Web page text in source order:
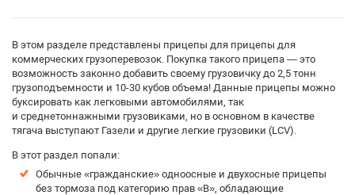
В этом разделе представлены прицепы для прицепы для
коммерческих грузоперевозок. Покупка такого прицепа — это
возможность законно добавить своему грузовичку до 2,5 тонн
грузоподъемности и 10-30 кубов объема! Данные прицепы можно
буксировать как легковыми автомобилями, так
и среднетоннажными грузовиками, но в основном в качестве
тягача выступают Газели и другие легкие грузовики (LCV).
В этот раздел попали:
Обычные «гражданские» одноосные и двухосные прицепы
без тормоза под категорию прав «B», обладающие